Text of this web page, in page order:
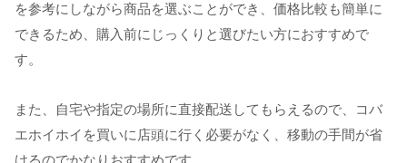
を参考にしながら商品を選ぶことができ、価格比較も簡単に
できるため、購入前にじっくりと選びたい方におすすめで
す。
また、自宅や指定の場所に直接配送してもらえるので、コバ
エホイホイを買いに店頭に行く必要がなく、移動の手間が省